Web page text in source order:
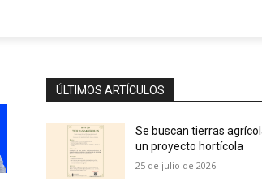
ÚLTIMOS ARTÍCULOS
Se buscan tierras
un proyecto hortícola
25 de julio de 2026